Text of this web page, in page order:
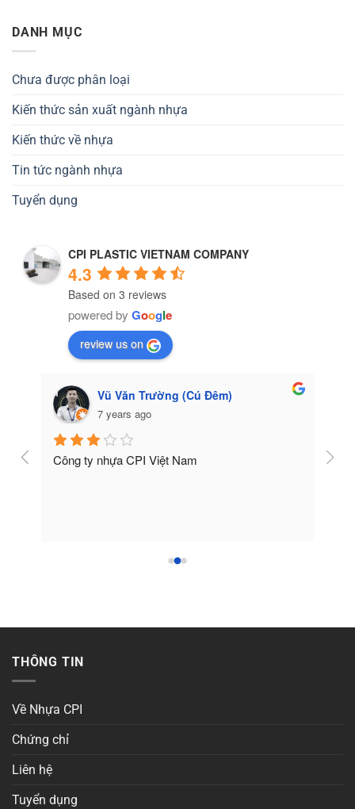
DANH MỤC
Chưa được phân loại
Kiến thức sản xuất ngành nhựa
Kiến thức về nhựa
Tin tức ngành nhựa
Tuyển dụng
CPI PLASTIC VIETNAM COMPANY
4.3
Based on 3 reviews
powered by Google
review us on
Vũ Văn Trường (Cú Đêm)
7 years ago
Công ty nhựa CPI Việt Nam Tốt
THÔNG TIN
Về Nhựa CPI
Chứng chỉ
Liên hệ
Tuyển dụng